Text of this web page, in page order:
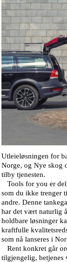
Utleieløsningen for
Norge, og Nye skog
tilby tjenesten.
Tools for you er
som du ikke trenger
andre. Denne
har det vært naturlig
holdbare løsninger
kraftfulle
som nå lanseres i
Rent konkret går
tilgjengelig, betjenes